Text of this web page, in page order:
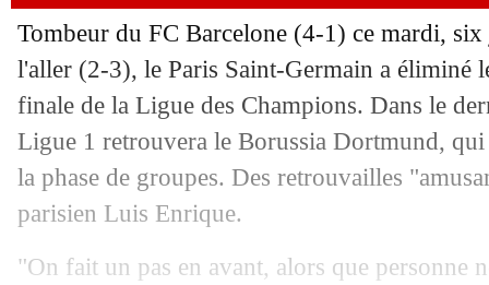
Tombeur du FC Barcelone (4-1) ce mardi, six
l'aller (2-3), le Paris Saint-Germain a éliminé
finale de la Ligue des Champions. Dans le
Ligue 1 retrouvera le Borussia Dortmund,
la phase de groupes. Des retrouvailles
parisien Luis Enrique.
"On fait un pas en avant, alors que personne
17/04 PSG : Luis Enrique et l'avenir de
17/04 PSG: le départ de Mbappé frustre
17/04 PSG: Luis Enrique se paie... Micah
17/04 PSG: Mbappé, Dugarry a encore des
17/04 CdM des clubs: Atletico qualifié,